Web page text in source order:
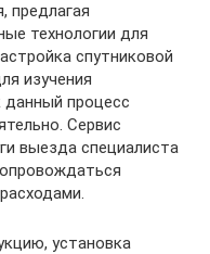
предлагая
технологии для
спутниковой
изучения
данный процесс
Сервис
выезда специалиста
установка